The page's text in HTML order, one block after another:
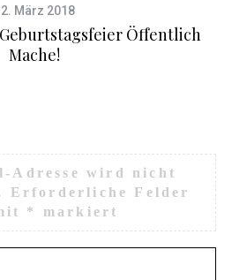
März 2018
Öffentlich
Mache!
Adresse wird nicht
Erforderliche Felder
* markiert